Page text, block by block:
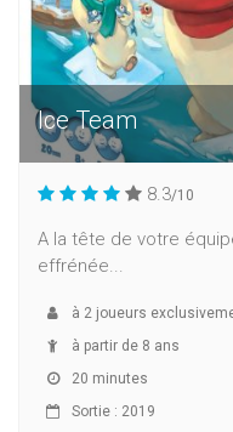
Ice Team
8.3/10
A la tête de votre
effrénée...
à 2 joueurs
à partir de 8 ans
20 minutes
Sortie : 2019